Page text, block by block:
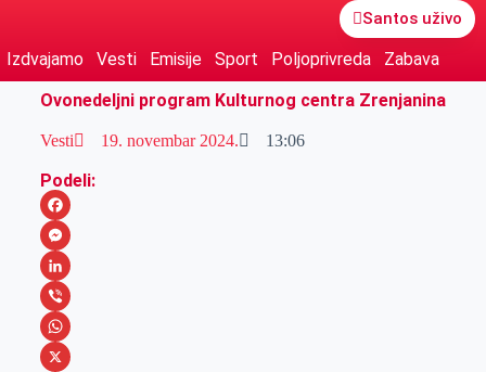
Santos uživo
Izdvajamo Vesti Emisije Sport Poljoprivreda
Zabava
Ovonedeljni program Kulturnog centra Zrenjanina
Vesti 19. novembar 2024. 13:06
Podeli:
F
a
c
e
b
M
e
s
s
L
i
n
V
iW